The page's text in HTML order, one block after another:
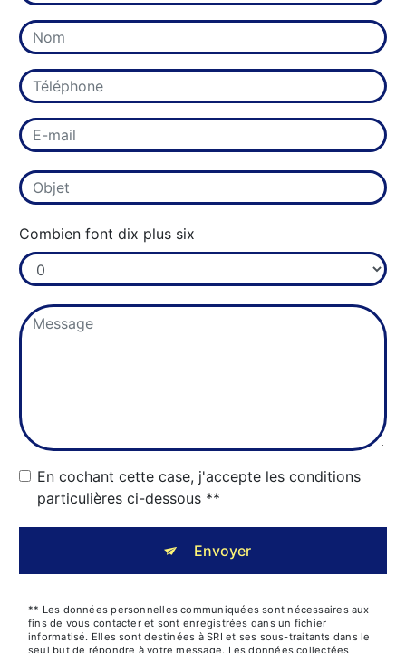
Combien font dix plus six
En cochant cette case, j'accepte les conditions
particulières ci-dessous **
Envoyer
** Les données personnelles communiquées sont nécessaires aux
fins de vous contacter et sont enregistrées dans un fichier
informatisé. Elles sont destinées à SRI et ses sous-traitants dans le